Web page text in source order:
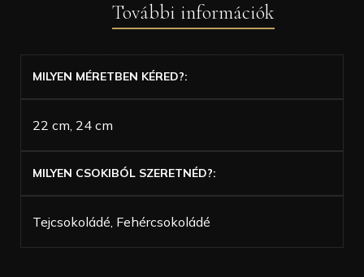
További információk
MILYEN MÉRETBEN KÉRED?
22 cm, 24 cm
MILYEN CSOKIBÓL SZERETNÉD?
Tejcsokoládé, Fehércsokoládé